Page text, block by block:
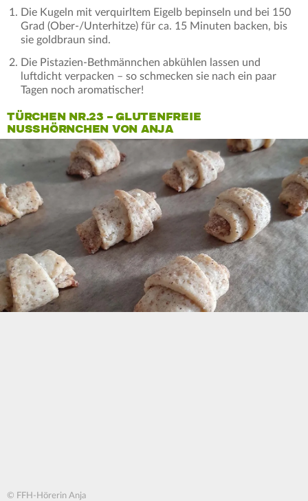
Die Kugeln mit verquirltem Eigelb bepinseln und bei 150
Grad (Ober-/Unterhitze) für ca. 15 Minuten backen, bis
sie goldbraun sind.
Die Pistazien-Bethmännchen abkühlen lassen und
luftdicht verpacken – so schmecken sie nach ein paar
Tagen noch aromatischer!
TÜRCHEN NR.23 – GLUTENFREIE
NUSSHÖRNCHEN VON ANJA
© FFH-Hörerin Anja